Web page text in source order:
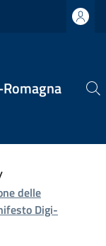
delle
Digi-